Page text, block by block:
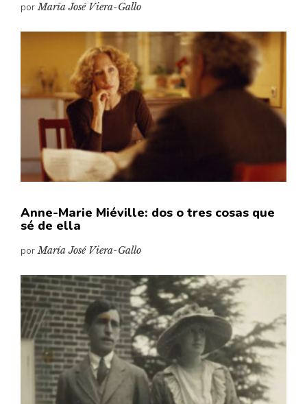
porMaría José Viera-Gallo
Anne-Marie Miéville: dos o tres cosas que
sé de ella
porMaría José Viera-Gallo